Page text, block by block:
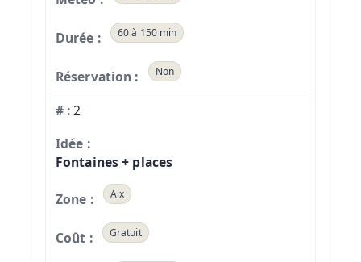
60 à 150 min
Non
2
Fontaines + places
Aix
Gratuit